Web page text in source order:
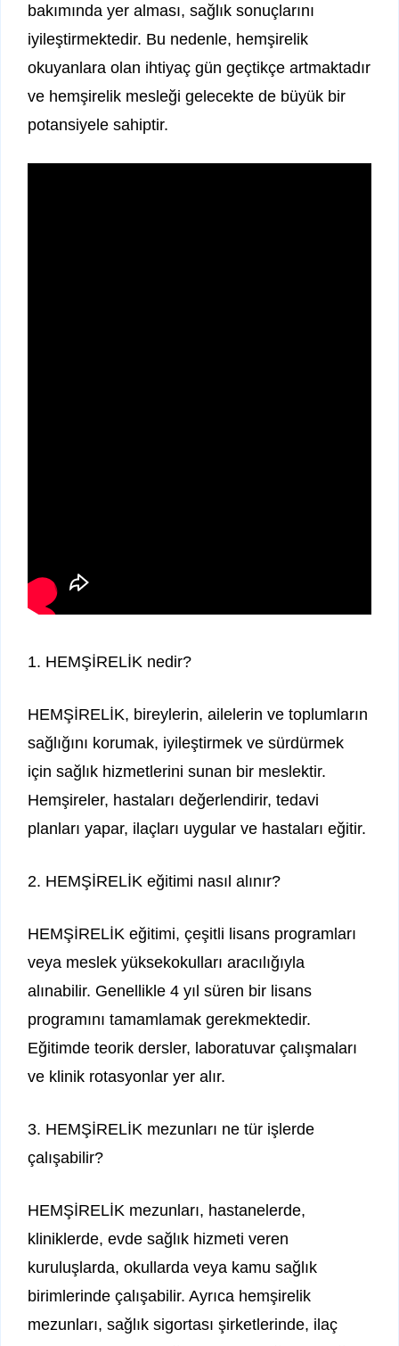
bakımında yer alması, sağlık sonuçlarını
iyileştirmektedir. Bu nedenle, hemşirelik
okuyanlara olan ihtiyaç gün geçtikçe artmaktadır
ve hemşirelik mesleği gelecekte de büyük bir
potansiyele sahiptir.
1. HEMŞİRELİK nedir?
HEMŞİRELİK, bireylerin, ailelerin ve toplumların
sağlığını korumak, iyileştirmek ve sürdürmek
için sağlık hizmetlerini sunan bir meslektir.
Hemşireler, hastaları değerlendirir, tedavi
planları yapar, ilaçları uygular ve hastaları eğitir.
2. HEMŞİRELİK eğitimi nasıl alınır?
HEMŞİRELİK eğitimi, çeşitli lisans programları
veya meslek yüksekokulları aracılığıyla
alınabilir. Genellikle 4 yıl süren bir lisans
programını tamamlamak gerekmektedir.
Eğitimde teorik dersler, laboratuvar çalışmaları
ve klinik rotasyonlar yer alır.
3. HEMŞİRELİK mezunları ne tür işlerde
çalışabilir?
HEMŞİRELİK mezunları, hastanelerde,
kliniklerde, evde sağlık hizmeti veren
kuruluşlarda, okullarda veya kamu sağlık
birimlerinde çalışabilir. Ayrıca hemşirelik
mezunları, sağlık sigortası şirketlerinde, ilaç